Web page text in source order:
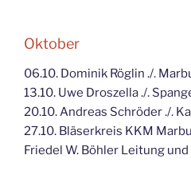
Oktober
06.10. Dominik Röglin ./.
13.10. Uwe Droszella ./.
20.10. Andreas Schröder ./.
27.10. Bläserkreis KKM
Friedel W. Böhler Leitung und